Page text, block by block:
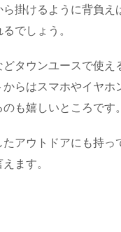
掛けるように背負え
でしょう。
タウンユースで使え
らはスマホやイヤホ
も嬉しいところです。
たアウトドアにも持っ
ます。